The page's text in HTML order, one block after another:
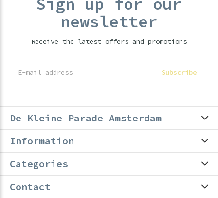
newsletter
Receive the latest offers and promotions
Subscribe
De Kleine Parade Amsterdam
Information
Categories
Contact